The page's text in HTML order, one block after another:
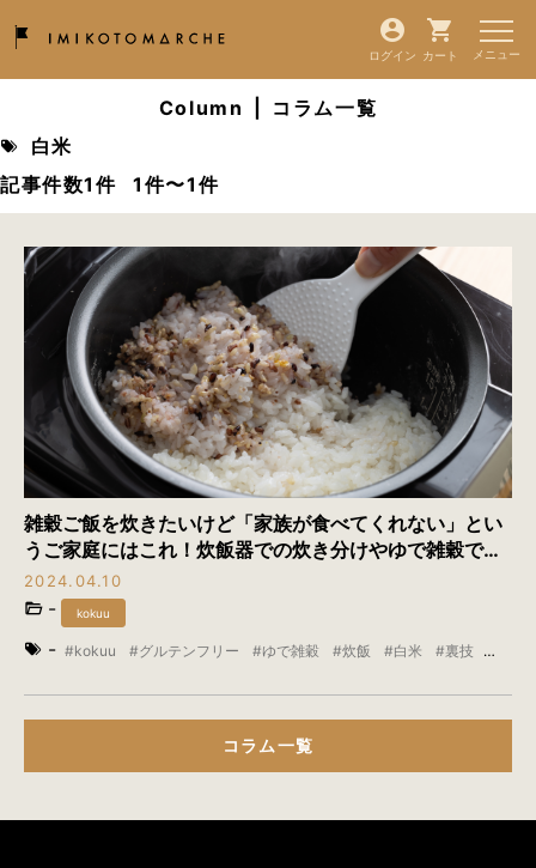
ログイン カート
Column
コラム一覧
白米
記事件数1件
1件〜1件
雑穀ご飯を炊きたいけど「家族が食べてくれない」とい
うご家庭にはこれ！炊飯器での炊き分けやゆで雑穀でお
悩み解消
2024.04.10
- kokuu
- kokuu グルテンフリー ゆで雑穀 炊飯 白米
裏技
コラム一覧